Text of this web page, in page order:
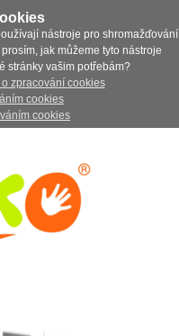
nástroje pro shromažďování
jak můžeme tyto nástroje
stránky vašim potřebám?
zpracování cookies
cookies
cookies